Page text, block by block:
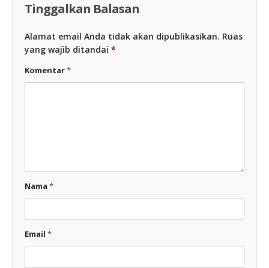
Tinggalkan Balasan
Alamat email Anda tidak akan dipublikasikan. Ruas
yang wajib ditandai *
Komentar*
Nama *
Email *